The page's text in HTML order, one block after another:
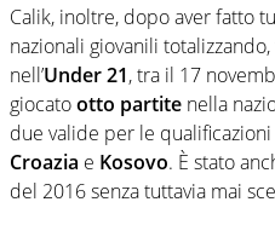
Calik, inoltre, dopo aver fatto
nazionali giovanili
nell’Under 21, tra il 17
giocatootto partite nella
due valide per le
Croazia e Kosovo. È stato
del 2016 senza tuttavia mai